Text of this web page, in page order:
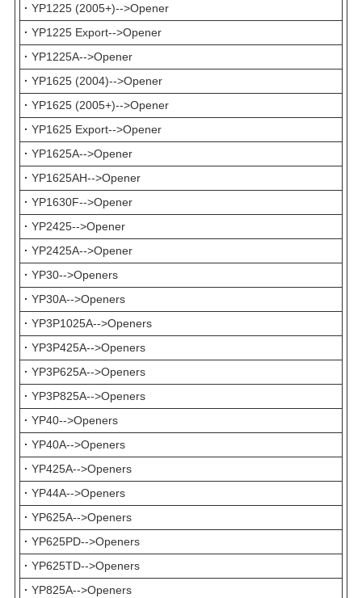
· YP1225 (2005+)-->Opener
· YP1225 Export-->Opener
· YP1225A-->Opener
· YP1625 (2004)-->Opener
· YP1625 (2005+)-->Opener
· YP1625 Export-->Opener
· YP1625A-->Opener
· YP1625AH-->Opener
· YP1630F-->Opener
· YP2425-->Opener
· YP2425A-->Opener
· YP30-->Openers
· YP30A-->Openers
· YP3P1025A-->Openers
· YP3P425A-->Openers
· YP3P625A-->Openers
· YP3P825A-->Openers
· YP40-->Openers
· YP40A-->Openers
· YP425A-->Openers
· YP44A-->Openers
· YP625A-->Openers
· YP625PD-->Openers
· YP625TD-->Openers
· YP825A-->Openers